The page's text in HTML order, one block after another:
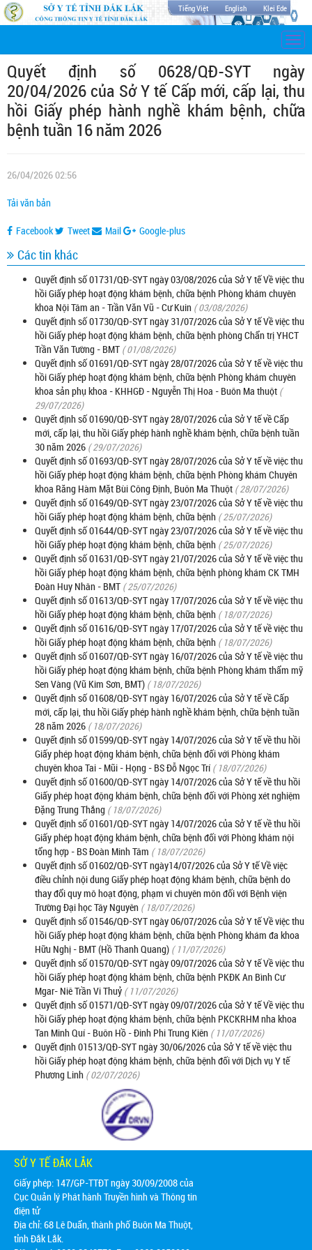
Tiếng Việt English Klei Ede
Quyết định số 0628/QĐ-SYT ngày
20/04/2026 của Sở Y tế Cấp mới, cấp lại, thu
hồi Giấy phép hành nghề khám bệnh, chữa
bệnh tuần 16 năm 2026
26/04/2026 02:56
Tải văn bản
Facebook Tweet Mail Google-plus
Các tin khác
Quyết định số 01731/QĐ-SYT ngày 03/08/2026 của Sở Y tế Về việc thu
hồi Giấy phép hoạt động khám bệnh, chữa bệnh Phòng khám chuyên
khoa Nội Tâm an - Trần Văn Vũ - Cư Kuin ( 03/08/2026)
Quyết định số 01730/QĐ-SYT ngày 31/07/2026 của Sở Y tế Về việc thu
hồi Giấy phép hoạt động khám bệnh, chữa bệnh phòng Chẩn trị YHCT
Trần Văn Tường - BMT ( 01/08/2026)
Quyết định số 01691/QĐ-SYT ngày 28/07/2026 của Sở Y tế về việc thu
hồi Giấy phép hoạt động khám bệnh, chữa bệnh Phòng khám chuyên
khoa sản phụ khoa - KHHGĐ - Nguyễn Thị Hoa - Buôn Ma thuột (
29/07/2026)
Quyết định số 01690/QĐ-SYT ngày 28/07/2026 của Sở Y tế về Cấp
mới, cấp lại, thu hồi Giấy phép hành nghề khám bệnh, chữa bệnh tuần
30 năm 2026 ( 29/07/2026)
Quyết định số 01693/QĐ-SYT ngày 28/07/2026 của Sở Y tế về việc thu
hồi Giấy phép hoạt động khám bệnh, chữa bệnh Phòng khám Chuyên
khoa Răng Hàm Mặt Bùi Công Định, Buôn Ma Thuột ( 28/07/2026)
Quyết định số 01649/QĐ-SYT ngày 23/07/2026 của Sở Y tế về việc thu
hồi Giấy phép hoạt động khám bệnh, chữa bệnh ( 25/07/2026)
Quyết định số 01644/QĐ-SYT ngày 23/07/2026 của Sở Y tế về việc thu
hồi Giấy phép hoạt động khám bệnh, chữa bệnh ( 25/07/2026)
Quyết định số 01631/QĐ-SYT ngày 21/07/2026 của Sở Y tế về việc thu
hồi Giấy phép hoạt động khám bệnh, chữa bệnh phòng khám CK TMH
Đoàn Huy Nhân - BMT ( 25/07/2026)
Quyết định số 01613/QĐ-SYT ngày 17/07/2026 của Sở Y tế về việc thu
hồi Giấy phép hoạt động khám bệnh, chữa bệnh ( 18/07/2026)
Quyết định số 01616/QĐ-SYT ngày 17/07/2026 của Sở Y tế về việc thu
hồi Giấy phép hoạt động khám bệnh, chữa bệnh ( 18/07/2026)
Quyết định số 01607/QĐ-SYT ngày 16/07/2026 của Sở Y tế về việc thu
hồi Giấy phép hoạt động khám bệnh, chữa bệnh Phòng khám thẩm mỹ
Sen Vàng (Vũ Kim Sơn, BMT) ( 18/07/2026)
Quyết định số 01608/QĐ-SYT ngày 16/07/2026 của Sở Y tế về Cấp
mới, cấp lại, thu hồi Giấy phép hành nghề khám bệnh, chữa bệnh tuần
28 năm 2026 ( 18/07/2026)
Quyết định số 01599/QĐ-SYT ngày 14/07/2026 của Sở Y tế về thu hồi
Giấy phép hoạt động khám bệnh, chữa bệnh đối với Phòng khám
chuyên khoa Tai - Mũi - Họng - BS Đỗ Ngọc Trí ( 18/07/2026)
Quyết định số 01600/QĐ-SYT ngày 14/07/2026 của Sở Y tế về thu hồi
Giấy phép hoạt động khám bệnh, chữa bệnh đối với Phòng xét nghiệm
Đặng Trung Thắng ( 18/07/2026)
Quyết định số 01601/QĐ-SYT ngày 14/07/2026 của Sở Y tế về thu hồi
Giấy phép hoạt động khám bệnh, chữa bệnh đối với Phòng khám nội
tổng hợp - BS Đoàn Minh Tâm ( 18/07/2026)
Quyết định số 01602/QĐ-SYT ngày14/07/2026 của Sở Y tế Về việc
điều chỉnh nội dung Giấy phép hoạt động khám bệnh, chữa bệnh do
thay đổi quy mô hoạt động, phạm vi chuyên môn đối với Bệnh viện
Trường Đại học Tây Nguyên ( 18/07/2026)
Quyết định số 01546/QĐ-SYT ngày 06/07/2026 của Sở Y tế Về việc thu
hồi Giấy phép hoạt động khám bệnh, chữa bệnh Phòng khám đa khoa
Hữu Nghị - BMT (Hồ Thanh Quang) ( 11/07/2026)
Quyết định số 01570/QĐ-SYT ngày 09/07/2026 của Sở Y tế Về việc thu
hồi Giấy phép hoạt động khám bệnh, chữa bệnh PKĐK An Bình Cư
Mgar- Niê Trần Vi Thuỷ ( 11/07/2026)
Quyết định số 01571/QĐ-SYT ngày 09/07/2026 của Sở Y tế Về việc thu
hồi Giấy phép hoạt động khám bệnh, chữa bệnh PKCKRHM nha khoa
Tan Minh Quí - Buôn Hồ - Đinh Phi Trung Kiên ( 11/07/2026)
Quyết định 01513/QĐ-SYT ngày 30/06/2026 của Sở Y tế về việc thu
hồi Giấy phép hoạt động khám bệnh, chữa bệnh đối với Dịch vụ Y tế
Phương Linh ( 02/07/2026)
SỞ Y TẾ ĐẮK LẮK
Giấy phép: 147/GP-TTĐT ngày 30/09/2008 của
Cục Quản lý Phát hành Truyền hình và Thông tin
điện tử
Địa chỉ:68 Lê Duẩn, thành phố Buôn Ma Thuột,
tỉnh Đắk Lắk.